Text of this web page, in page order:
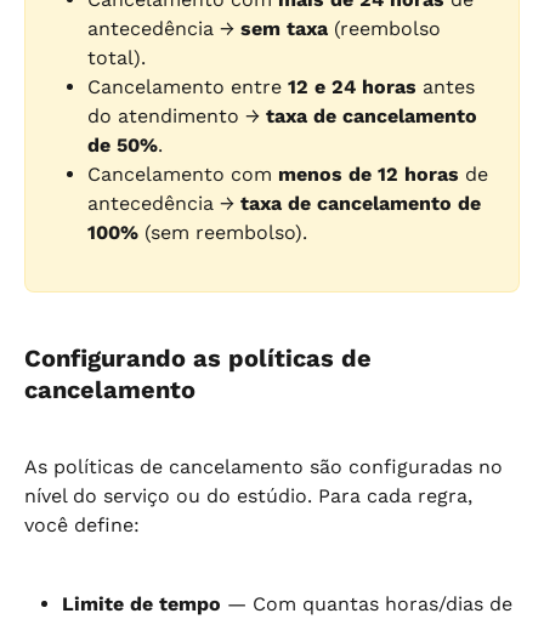
antecedência → sem taxa (reembolso
total).
Cancelamento entre 12 e 24 horas antes
do atendimento → taxa de cancelamento
de 50%.
Cancelamento com menos de 12 horas de
antecedência → taxa de cancelamento de
100% (sem reembolso).
Configurando as políticas de
cancelamento
As políticas de cancelamento são configuradas no
nível do serviço ou do estúdio. Para cada regra,
você define:
Limite de tempo — Com quantas horas/dias de